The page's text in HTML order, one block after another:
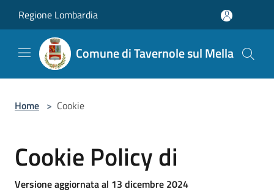
Regione Lombardia
Comune di Tavernole sul Mella
Home > Cookie
Cookie Policy di
Versione aggiornata al 13 dicembre 2024